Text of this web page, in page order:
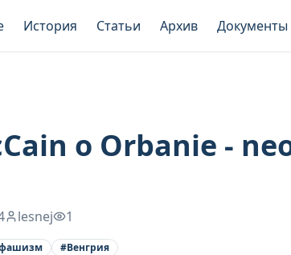
История Статьи Архив Документы
o Orbanie -
lesnej 1
#Венгрия